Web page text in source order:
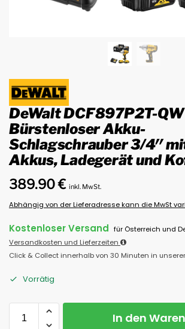
DeWalt DCF897P2T-
Bürstenloser Akku-
Schlagschrauber 3/4″
Akkus, Ladegerät und
389.90€ inkl. MwSt.
Abhängig von der Lieferadresse kann die MwSt
Kostenloser Versand für Österreich und
Versandkosten und Lieferzeiten
Click & Collect innerhalb von 30 Minuten in
Vorrätig
In den